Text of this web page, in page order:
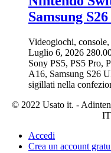
Samsung
Videogiochi, console,
Luglio 6, 2026
Sony PS5, PS5 Pro,
A16, Samsung S26
sigillati nella
© 2022 Usato it. -
Accedi
Crea un account